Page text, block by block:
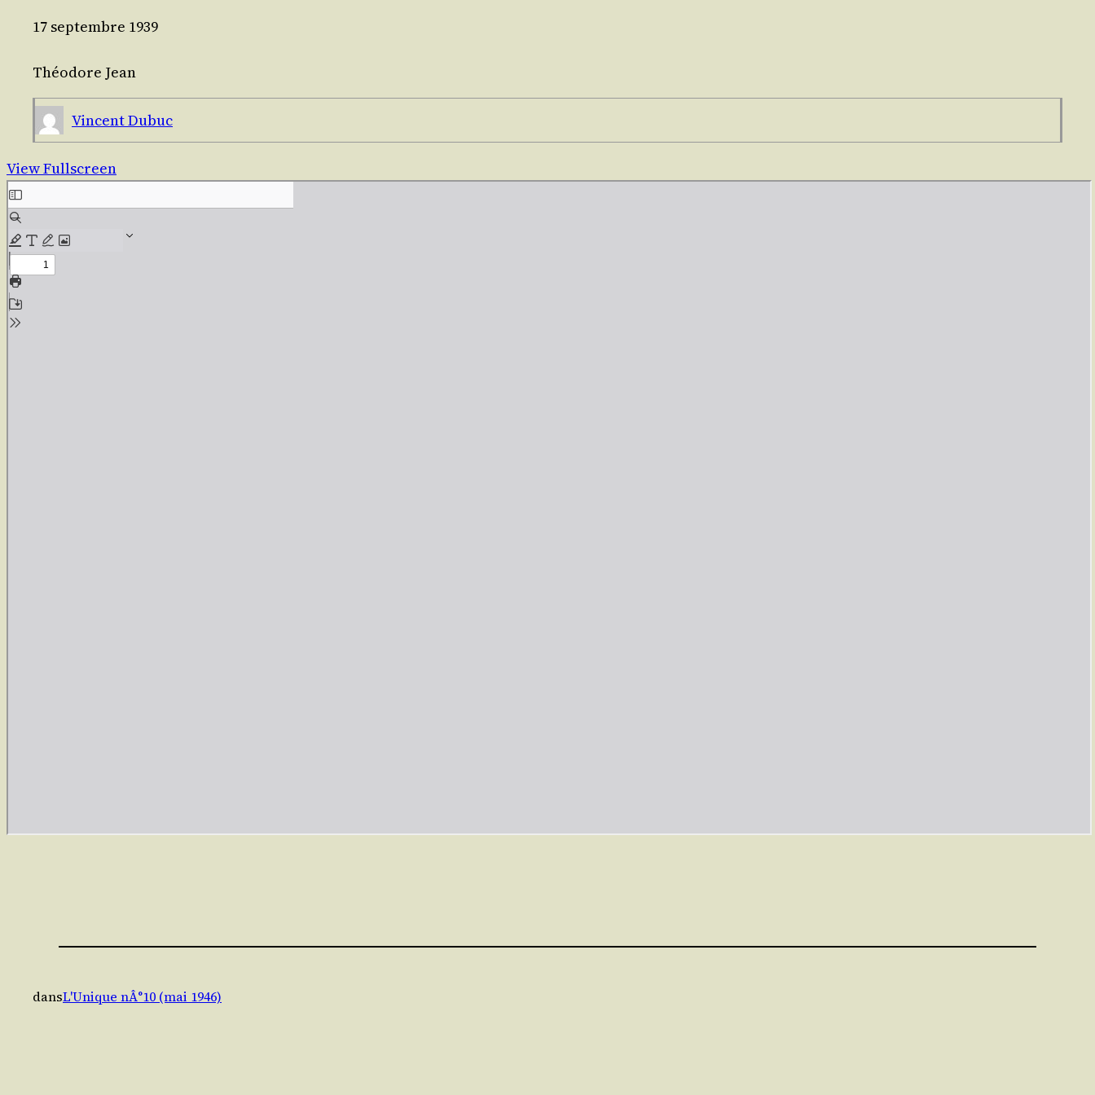
17 sep­tembre 1939
Théo­dore Jean
Vincent Dubuc
View Fullscreen
dansL'Unique nÂ°10 (mai 1946)